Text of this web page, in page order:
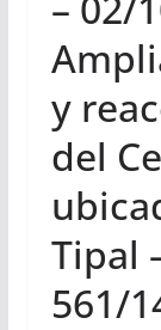
y
del
Tipal
561/